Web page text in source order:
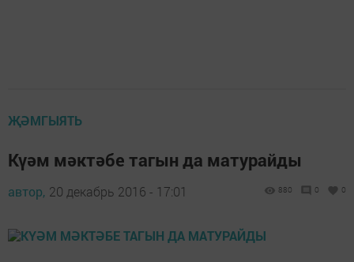
ҖӘМГЫЯТЬ
Күәм мәктәбе тагын да матурайды
автор, 20 декабрь 2016 - 17:01 880 0 0